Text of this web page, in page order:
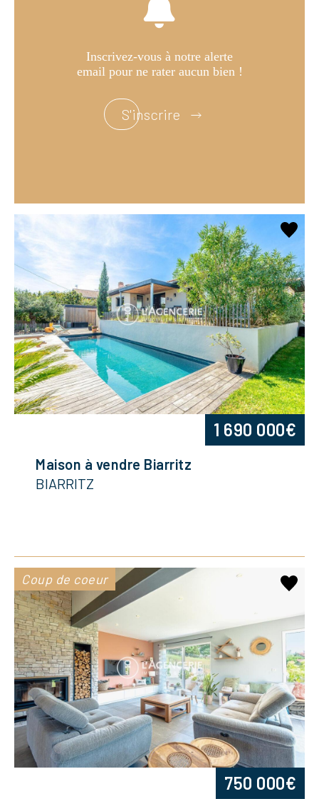
Inscrivez-vous à notre alerte
email pour ne rater aucun bien !
S'inscrire
Maison à vendre Biarritz
BIARRITZ
1 690 000€
Coup de coeur
750 000€